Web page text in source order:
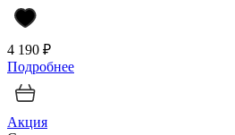
4 190 ₽
Подробнее
Акция